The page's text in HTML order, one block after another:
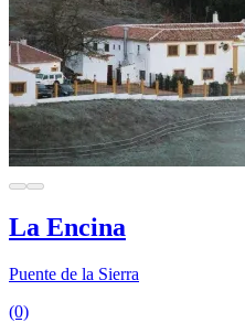
La Encina
Puente de la Sierra
(0)